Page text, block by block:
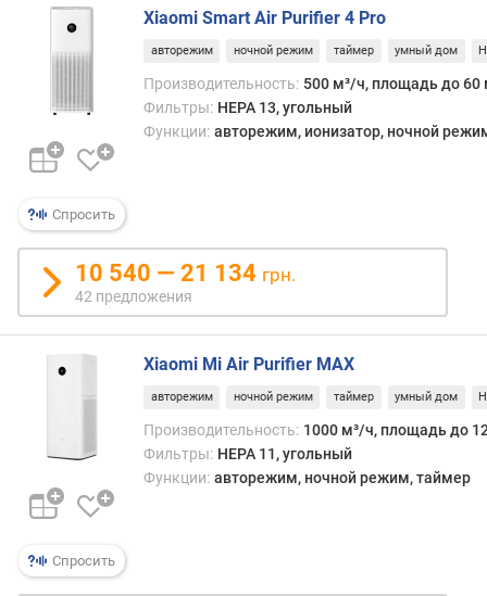
о
ж
е
и
й
у
в
л
а
н
е
л
о
Спросить
Xiaomi Smart Air Purifier 4 Pro
авторежим ночной режим таймер умный дом
Производительность: 500 м³/ч, площадь до 60
Фильтры: HEPA 13, угольный
Функции: авторежим, ионизатор, ночной
10 540 — 21 134 грн.
42 предложения
Спросить
Xiaomi Mi Air Purifier MAX
авторежим ночной режим таймер умный дом
Производительность: 1000 м³/ч, площадь до
Фильтры: HEPA 11, угольный
Функции: авторежим, ночной режим, таймер